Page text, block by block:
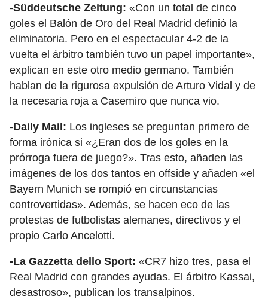
-Süddeutsche Zeitung: «Con un total de cinco
goles el Balón de Oro del Real Madrid definió la
eliminatoria. Pero en el espectacular 4-2 de la
vuelta el árbitro también tuvo un papel importante»,
explican en este otro medio germano. También
hablan de la rigurosa expulsión de Arturo Vidal y de
la necesaria roja a Casemiro que nunca vio.
-Daily Mail: Los ingleses se preguntan primero de
forma irónica si «¿Eran dos de los goles en la
prórroga fuera de juego?». Tras esto, añaden las
imágenes de los dos tantos en offside y añaden «el
Bayern Munich se rompió en circunstancias
controvertidas». Además, se hacen eco de las
protestas de futbolistas alemanes, directivos y el
propio Carlo Ancelotti.
-La Gazzetta dello Sport: «CR7 hizo tres, pasa el
Real Madrid con grandes ayudas. El árbitro Kassai,
desastroso», publican los transalpinos.